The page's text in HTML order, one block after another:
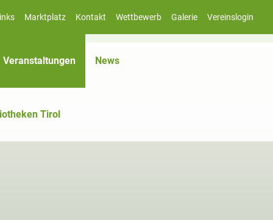
Marktplatz Kontakt Wettbewerb Galerie Vereinslogin
Veranstaltungen(aktiv)News
Tirol